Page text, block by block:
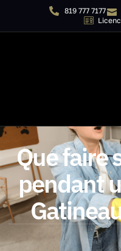
819 777 7177
Que faire
pendant